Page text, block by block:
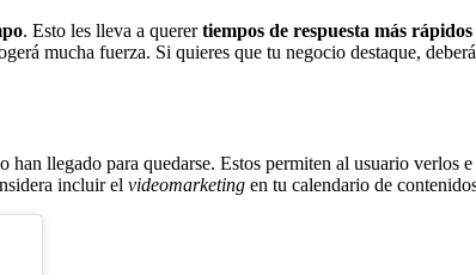
. Esto les lleva a querertiempos de respuesta más rápidos
mucha fuerza. Si quieres que tu negocio destaque,
llegado para quedarse. Estos permiten al usuario verlos
incluir el videomarketing en tu calendario de